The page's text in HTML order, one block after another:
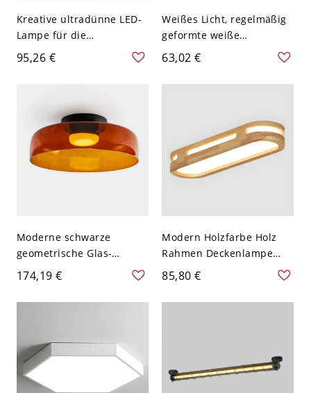
Kreative ultradünne LED-
Lampe für die
Deckenmontage im
Wohnzimmer - Schwarz
95,26 €
Weißes Licht, regelmäßig
geformte weiße
Deckenleuchte mit Lucite-
Schirm für den
Wohnbereich, direkt
63,02 €
Moderne schwarze
geometrische Glas-
Halbflächenleuchte mit
klaren Glasschirmen -
110V-120V 1 Schicht
174,19 €
Modern Holzfarbe Holz
Rahmen Deckenlampe
Oval Weißer Schirm LED
1-Licht Deckenleuchte -
Holz 110V-120V Weißlicht
85,80 €